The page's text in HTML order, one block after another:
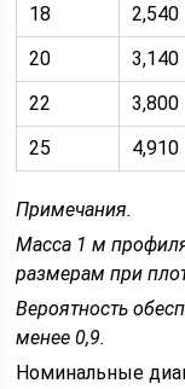
18
2,540
20
3,140
22
3,800
25
4,910
Примечания.
Масса 1 м
размерам при
Вероятность
менее 0,9.
Номинальные